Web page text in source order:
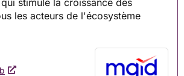
stimule la croissance des
les acteurs de l'écosystème